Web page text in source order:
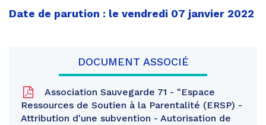
Date de parution : le vendredi 07 janvier 2022
DOCUMENT ASSOCIÉ
Association Sauvegarde 71 - "Espace
Ressources de Soutien à la Parentalité (ERSP) -
Attribution d'une subvention - Autorisation de